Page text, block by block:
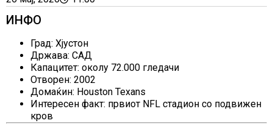
ИНФО
Град: Хјустон
Држава: САД
Капацитет: околу 72.000 гледачи
Отворен: 2002
Домаќин: Houston Texans
Интересен факт: првиот NFL стадион со подвижен
кров